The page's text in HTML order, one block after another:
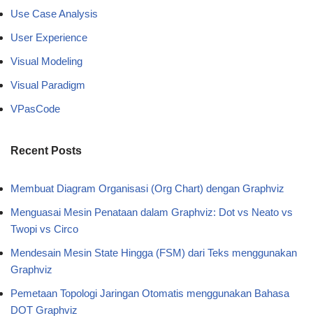
Use Case Analysis
User Experience
Visual Modeling
Visual Paradigm
VPasCode
Recent Posts
Membuat Diagram Organisasi (Org Chart) dengan Graphviz
Menguasai Mesin Penataan dalam Graphviz: Dot vs Neato vs
Twopi vs Circo
Mendesain Mesin State Hingga (FSM) dari Teks menggunakan
Graphviz
Pemetaan Topologi Jaringan Otomatis menggunakan Bahasa
DOT Graphviz